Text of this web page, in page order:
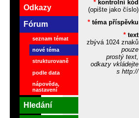
* kontrolní kód
(opište jako číslo)
* téma příspěvku
* text
zbývá 1024znaků
pouze
prostý text,
odkazy vkládejte
s http://
Odkazy
Fórum
seznam témat
nové téma
strukturovaně
podle data
nápověda,
nastavení
Hledání